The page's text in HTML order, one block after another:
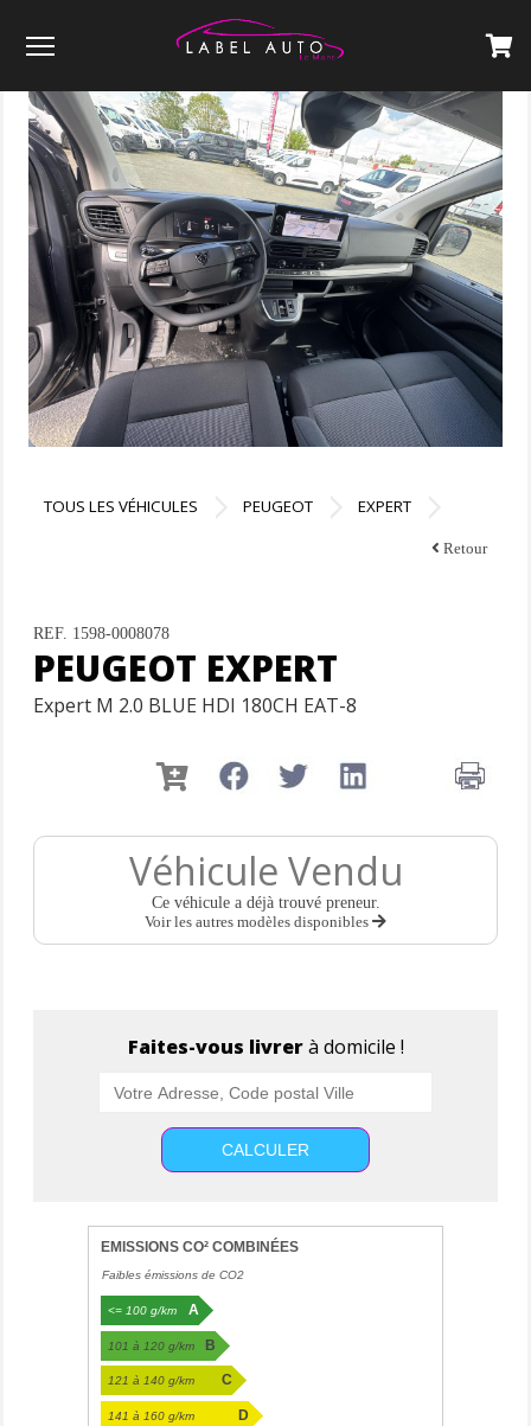
TOUS LES VÉHICULES PEUGEOT EXPERT
Retour
REF. 1598-0008078
PEUGEOT EXPERT
Expert M 2.0 BLUE HDI 180CH EAT-8
Véhicule Vendu
Ce véhicule a déjà trouvé preneur.
Voir les autres modèles disponibles
Faites-vous livrerà domicile !
CALCULER
EMISSIONS CO² COMBINÉES
Faibles émissions de CO2
<= 100 g/km A
101 à 120 g/km B
121 à 140 g/km C
141 à 160 g/km D